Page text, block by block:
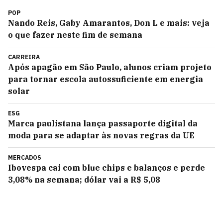
POP
Nando Reis, Gaby Amarantos, Don L e mais: veja
o que fazer neste fim de semana
CARREIRA
Após apagão em São Paulo, alunos criam projeto
para tornar escola autossuficiente em energia
solar
ESG
Marca paulistana lança passaporte digital da
moda para se adaptar às novas regras da UE
MERCADOS
Ibovespa cai com blue chips e balanços e perde
3,08% na semana; dólar vai a R$ 5,08